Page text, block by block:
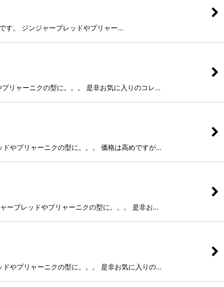
す。 ジンジャーブレッドやプリャー…
リャーニクの型に。。。 是非お気に入りのコレ…
やプリャーニクの型に。。。 価格は高めですが…
ーブレッドやプリャーニクの型に。。。 是非お…
やプリャーニクの型に。。。 是非お気に入りの…